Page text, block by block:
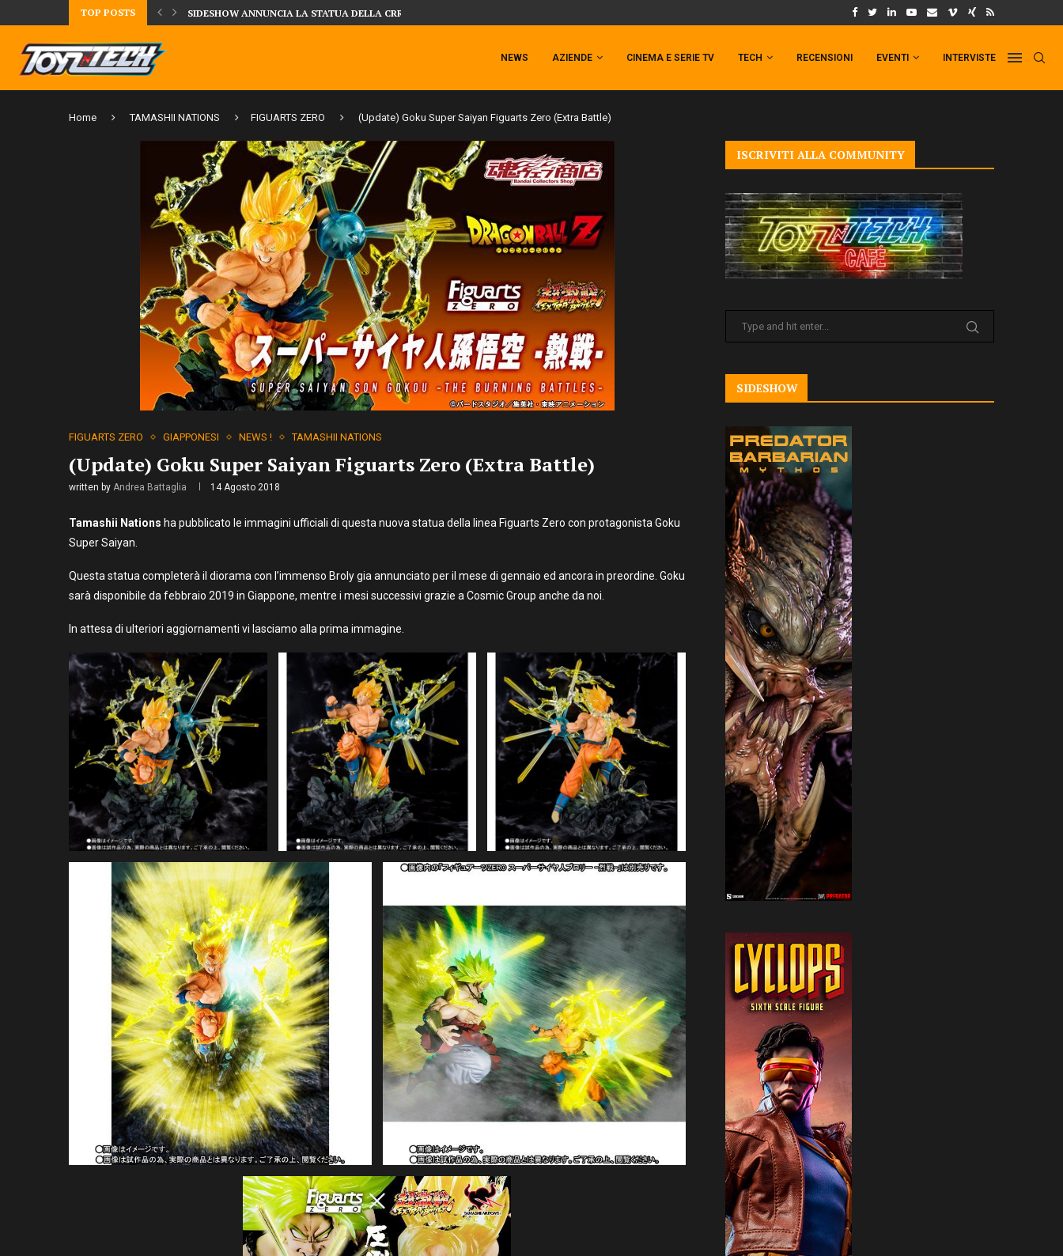
TOP POSTS SIDESHOW ANNUNCIA LA STATUA DELLA CRRATURA DELLA LAGUNA... IL TRAILER DI FIST OF THE NORTH STAR!
NEWS AZIENDE CINEMA E SERIE TV TECH RECENSIONI EVENTI INTERVISTE
Home TAMASHII NATIONS FIGUARTS ZERO (Update) Goku Super Saiyan Figuarts Zero (Extra Battle)
FIGUARTS ZERO GIAPPONESI NEWS ! TAMASHII NATIONS
(Update) Goku Super Saiyan Figuarts Zero (Extra Battle)
written by Andrea Battaglia 14 Agosto 2018
Tamashii Nations ha pubblicato le immagini ufficiali di questa nuova statua della linea Figuarts Zero con protagonista Goku
Super Saiyan.
Questa statua completerà il diorama con l’immenso Broly gia annunciato per il mese di gennaio ed ancora in preordine. Goku
sarà disponibile da febbraio 2019 in Giappone, mentre i mesi successivi grazie a Cosmic Group anche da noi.
In attesa di ulteriori aggiornamenti vi lasciamo alla prima immagine.
ISCRIVITI ALLA COMMUNITY
SIDESHOW